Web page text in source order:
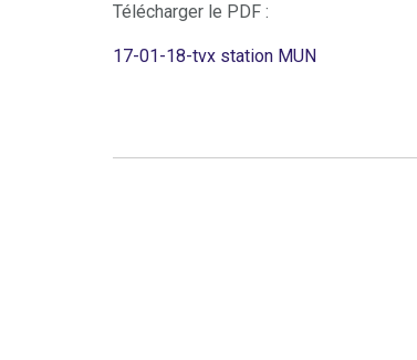
Télécharger le PDF :
17-01-18-tvx station MUN